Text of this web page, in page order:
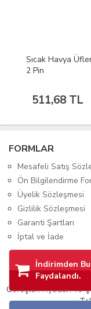
İndirimden
Faydalandı.
Sıcak Havya
2 Pin
511,68 TL
FORMLAR
Mesafeli Satış
Ön Bilgilendirme
Üyelik Sözleşmesi
Gizlilik Sözleşmesi
Garanti Şartları
İptal ve İade
©2018-2026
Gereçleri Fiyatları ve